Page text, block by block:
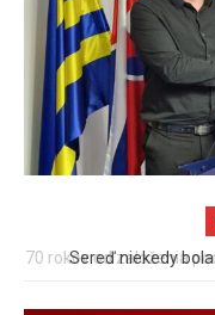
Sereď niekedy